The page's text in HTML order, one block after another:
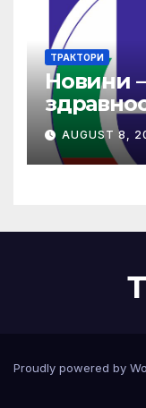
ТРАКТОРИ
Новини
(НЗОК)
AUGUST 8,
Proudly powered by